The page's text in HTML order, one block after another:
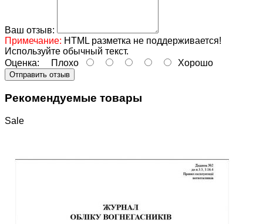
Ваш отзыв:
Примечание: HTML разметка не поддерживается!
Используйте обычный текст.
Оценка: Плохо Хорошо
Отправить отзыв
Рекомендуемые товары
Sale